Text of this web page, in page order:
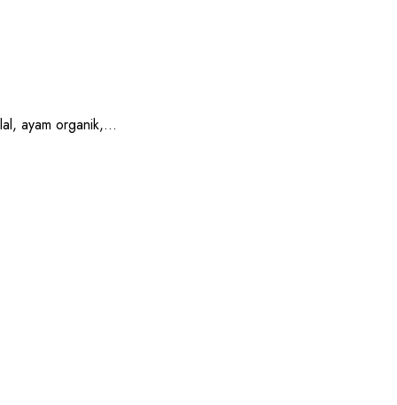
ayam organik,...